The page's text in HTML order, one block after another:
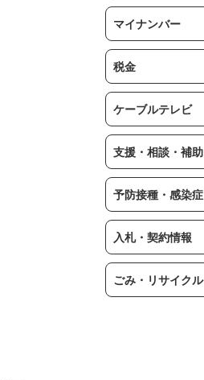
マイナンバー
税金
ケーブルテレビ
支援・相談・補助
予防接種・感染症
入札・契約情報
ごみ・リサイクル